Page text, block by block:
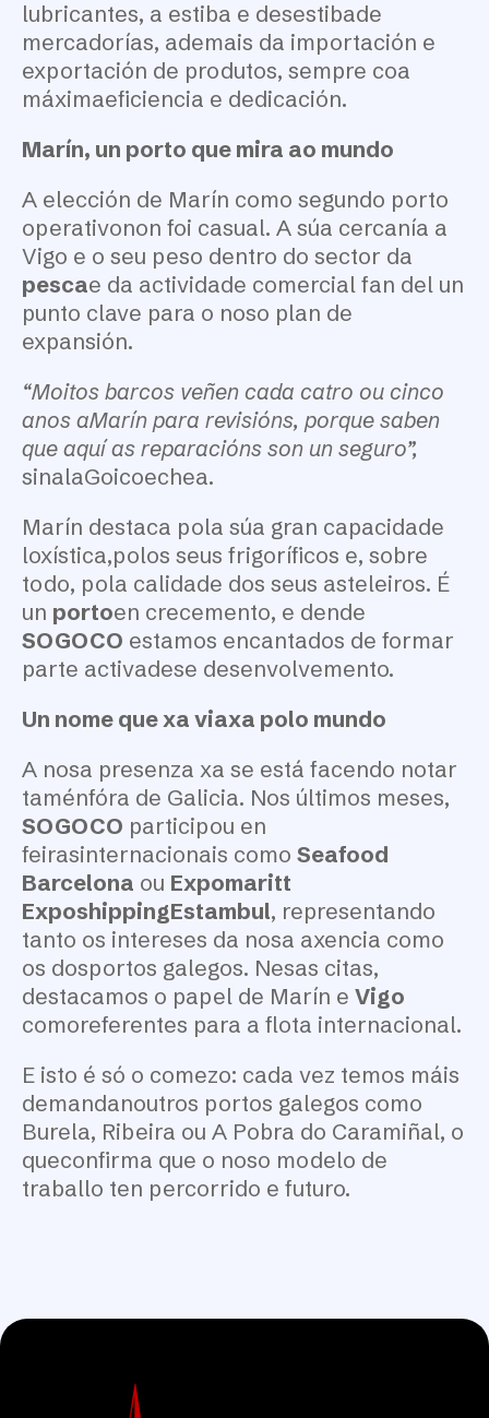
lubricantes, a estiba e desestibade
mercadorías, ademais da importación e
exportación de produtos, sempre coa
máximaeficiencia e dedicación.
Marín, un porto que mira ao mundo
A elección de Marín como segundo porto
operativonon foi casual. A súa cercanía a
Vigo e o seu peso dentro do sector da
pescae da actividade comercial fan del un
punto clave para o noso plan de
expansión.
“Moitos barcos veñen cada catro ou cinco
anos aMarín para revisións, porque saben
que aquí as reparacións son un seguro”,
sinalaGoicoechea.
Marín destaca pola súa gran capacidade
loxística,polos seus frigoríficos e, sobre
todo, pola calidade dos seus asteleiros. É
un portoen crecemento, e dende
SOGOCO estamos encantados de formar
parte activadese desenvolvemento.
Un nome que xa viaxa polo mundo
A nosa presenza xa se está facendo notar
taménfóra de Galicia. Nos últimos meses,
SOGOCO participou en
feirasinternacionais como Seafood
Barcelona ou Expomaritt
ExposhippingEstambul, representando
tanto os intereses da nosa axencia como
os dosportos galegos. Nesas citas,
destacamos o papel de Marín e Vigo
comoreferentes para a flota internacional.
E isto é só o comezo: cada vez temos máis
demandanoutros portos galegos como
Burela, Ribeira ou A Pobra do Caramiñal, o
queconfirma que o noso modelo de
traballo ten percorrido e futuro.